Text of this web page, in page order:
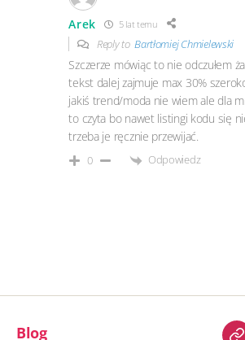
Arek 5 lat temu
Reply toBartłomiej Chmielewski
Szczerze mówiąc to nie odczułem
tekst dalej zajmuje max 30%
jakiś trend/moda nie wiem ale dla
to czyta bo nawet listingi kodu się
trzeba je ręcznie przewijać.
0 Odpowiedz
Blog